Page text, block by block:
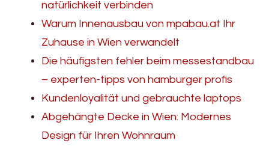
natürlichkeit verbinden
Warum Innenausbau von mpabau.at Ihr
Zuhause in Wien verwandelt
Die häufigsten fehler beim messestandbau
– experten-tipps von hamburger profis
Kundenloyalität und gebrauchte laptops
Abgehängte Decke in Wien: Modernes
Design für Ihren Wohnraum